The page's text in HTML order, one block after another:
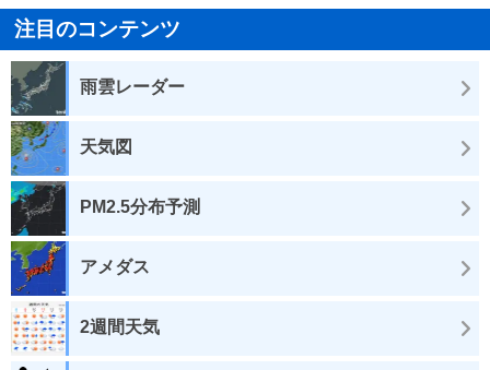
注目のコンテンツ
雨雲レーダー
天気図
PM2.5分布予測
アメダス
2週間天気